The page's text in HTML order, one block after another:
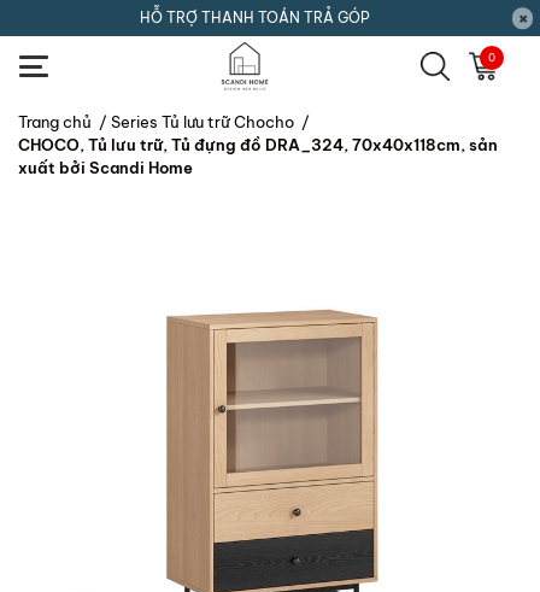
HỖ TRỢ THANH TOÁN TRẢ GÓP
0
Trang chủ / Series Tủ lưu trữ Chocho /
CHOCO, Tủ lưu trữ, Tủ đựng đồ DRA_324, 70x40x118cm, sản
xuất bởi Scandi Home